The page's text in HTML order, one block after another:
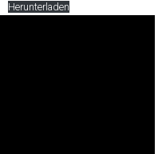
Herunterladen